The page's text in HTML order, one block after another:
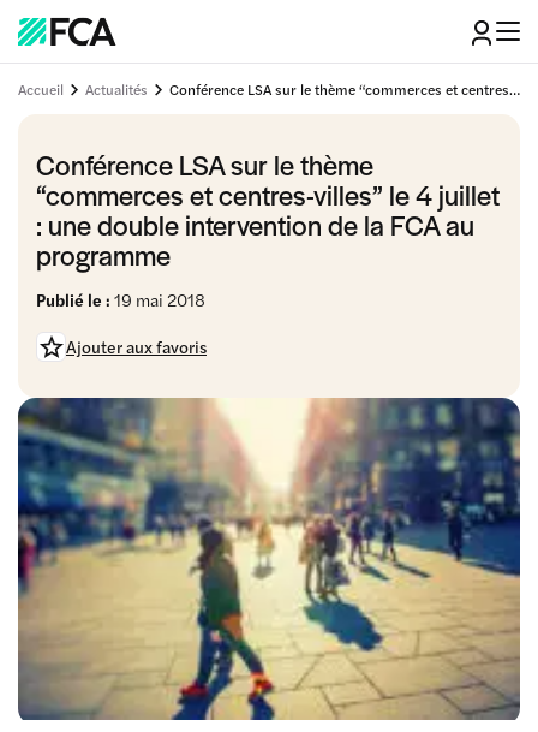
Accueil Actualités Conférence LSA sur le thème “commerces et centres-villes” le 4 juillet : une double intervention de la FCA au programme
Conférence LSA sur le thème
“commerces et centres-villes” le 4 juillet
: une double intervention de la FCA au
programme
Publié le : 19 mai 2018
Ajouter aux favoris